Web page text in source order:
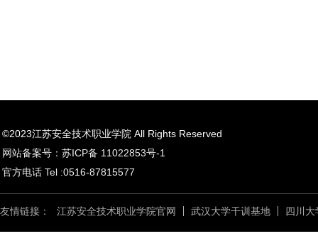
©2023江苏安全技术职业学院 All Rights Reserved
网站备案号：苏ICP备 11022853号-1
官方电话 Tel :0516-87815577
友情链接： 江苏安全技术职业学院官网 武汉大学干训基地 四川大